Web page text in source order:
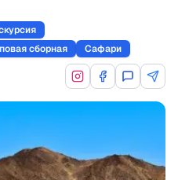
сборная Сафари